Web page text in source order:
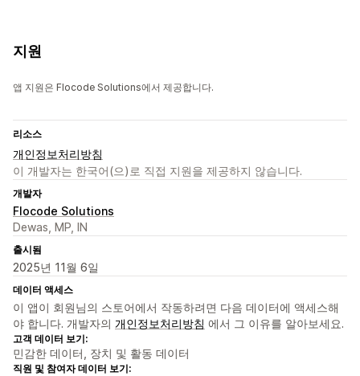
지원
앱 지원은 Flocode Solutions에서 제공합니다.
리소스
개인정보처리방침
이 개발자는 한국어(으)로 직접 지원을 제공하지 않습니다.
개발자
Flocode Solutions
Dewas, MP, IN
출시됨
2025년 11월 6일
데이터 액세스
이 앱이 회원님의 스토어에서 작동하려면 다음 데이터에 액세스해
야 합니다. 개발자의 개인정보처리방침 에서 그 이유를 알아보세요.
고객 데이터 보기:
민감한 데이터, 장치 및 활동 데이터
직원 및 참여자 데이터 보기: